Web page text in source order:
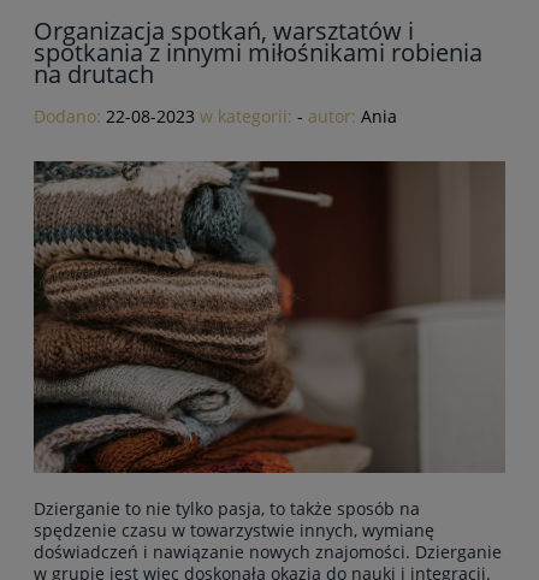
Organizacja spotkań, warsztatów i
spotkania z innymi miłośnikami robienia
na drutach
Dodano: 22-08-2023 w kategorii: - autor: Ania
Dzierganie to nie tylko pasja, to także sposób na
spędzenie czasu w towarzystwie innych, wymianę
doświadczeń i nawiązanie nowych znajomości. Dzierganie
w grupie jest więc doskonałą okazją do nauki i integracji.